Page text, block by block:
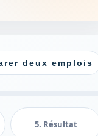
deux emplois
5. Résultat